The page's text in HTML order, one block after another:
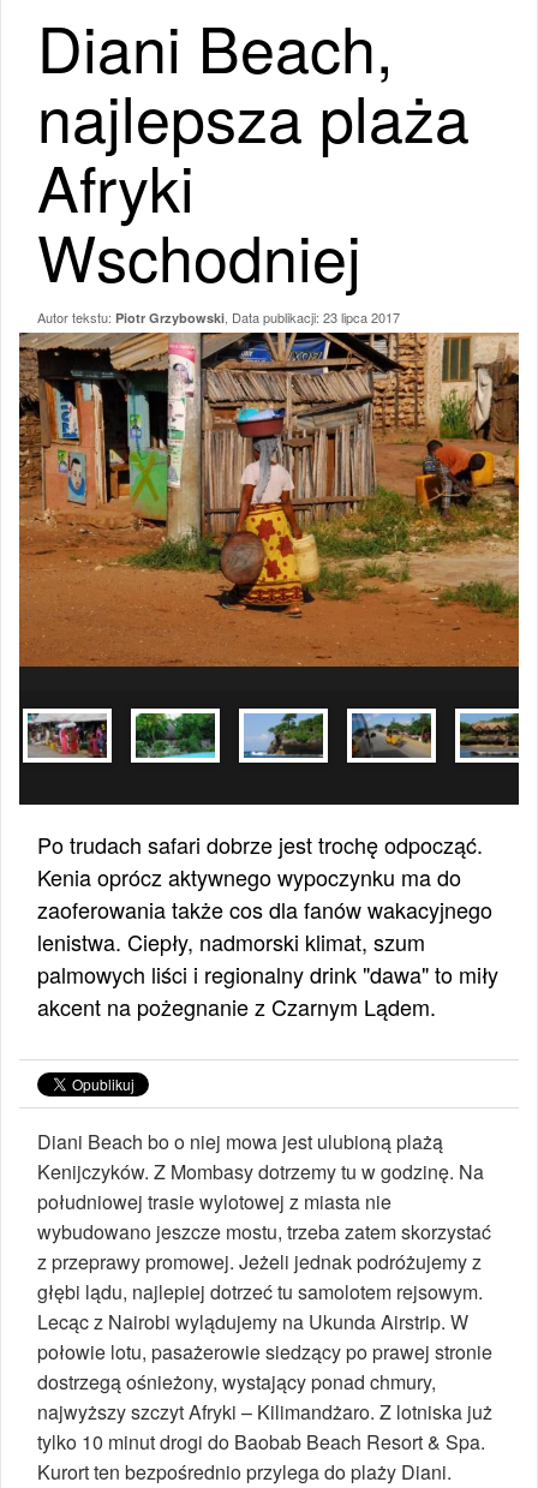
Diani Beach,
najlepsza plaża
Afryki
Wschodniej
Autor tekstu: Piotr Grzybowski , Data publikacji: 23 lipca 2017
Po trudach safari dobrze jest trochę odpocząć.
Kenia oprócz aktywnego wypoczynku ma do
zaoferowania także cos dla fanów wakacyjnego
lenistwa. Ciepły, nadmorski klimat, szum
palmowych liści i regionalny drink "dawa" to miły
akcent na pożegnanie z Czarnym Lądem.
Diani Beach bo o niej mowa jest ulubioną plażą
Kenijczyków. Z Mombasy dotrzemy tu w godzinę. Na
południowej trasie wylotowej z miasta nie
wybudowano jeszcze mostu, trzeba zatem skorzystać
z przeprawy promowej. Jeżeli jednak podróżujemy z
głębi lądu, najlepiej dotrzeć tu samolotem rejsowym.
Lecąc z Nairobi wylądujemy na Ukunda Airstrip. W
połowie lotu, pasażerowie siedzący po prawej stronie
dostrzegą ośnieżony, wystający ponad chmury,
najwyższy szczyt Afryki – Kilimandżaro. Z lotniska już
tylko 10 minut drogi do Baobab Beach Resort & Spa.
Kurort ten bezpośrednio przylega do plaży Diani.